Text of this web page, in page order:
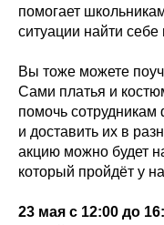
помогает
ситуации найти
Вы тоже можете
Сами платья и
помочь сотрудникам
и доставить их в
акцию можно будет
который пройдёт у
23 мая с 12:00 до